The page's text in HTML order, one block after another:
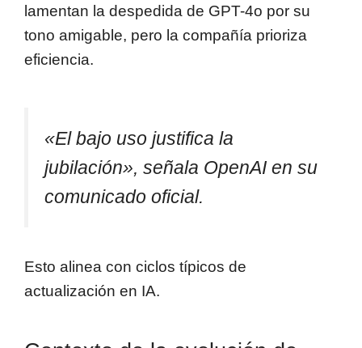
lamentan la despedida de GPT-4o por su
tono amigable, pero la compañía prioriza
eficiencia.
«El bajo uso justifica la
jubilación», señala OpenAI en su
comunicado oficial.
Esto alinea con ciclos típicos de
actualización en IA.